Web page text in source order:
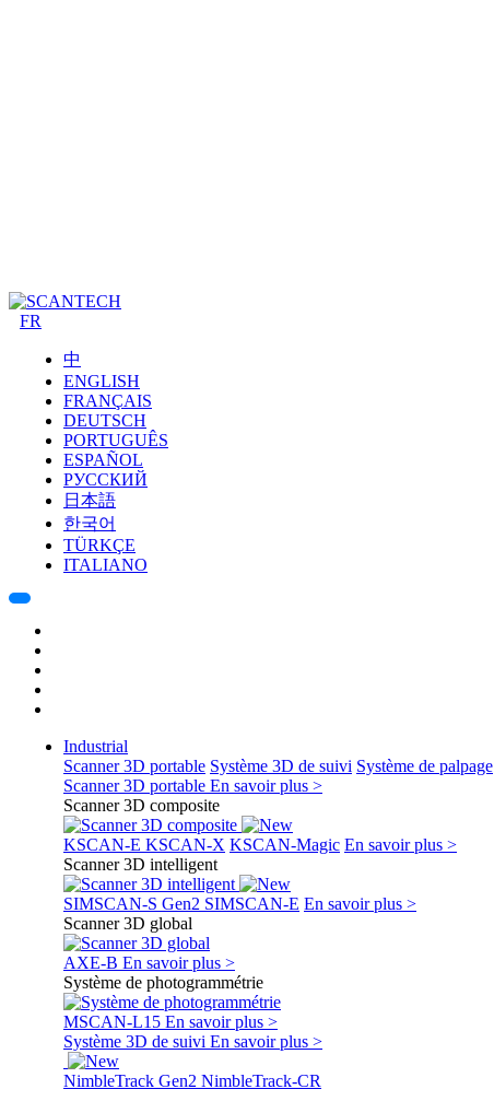
FR
中
ENGLISH
FRANÇAIS
DEUTSCH
PORTUGUÊS
ESPAÑOL
РУССКИЙ
日本語
한국어
TÜRKÇE
ITALIANO
Industrial
Scanner 3D portable Système 3D de suivi Système de palpage
Scanner 3D portable En savoir plus >
Scanner 3D composite
KSCAN-E KSCAN-X KSCAN-Magic En savoir plus >
Scanner 3D intelligent
SIMSCAN-S Gen2 SIMSCAN-E En savoir plus >
Scanner 3D global
AXE-B En savoir plus >
Système de photogrammétrie
MSCAN-L15 En savoir plus >
Système 3D de suivi En savoir plus >
NimbleTrack Gen2 NimbleTrack-CR